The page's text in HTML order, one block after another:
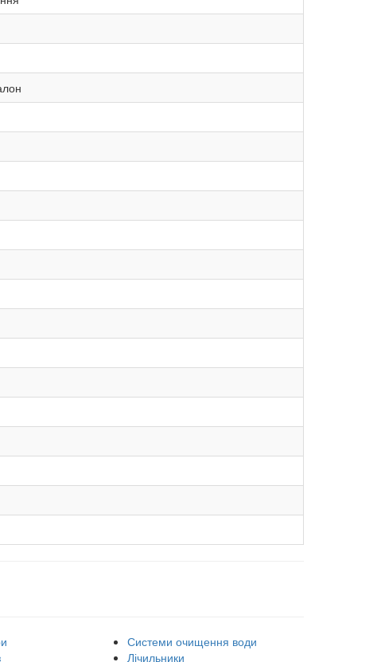
Системи очищення води
Лічильники